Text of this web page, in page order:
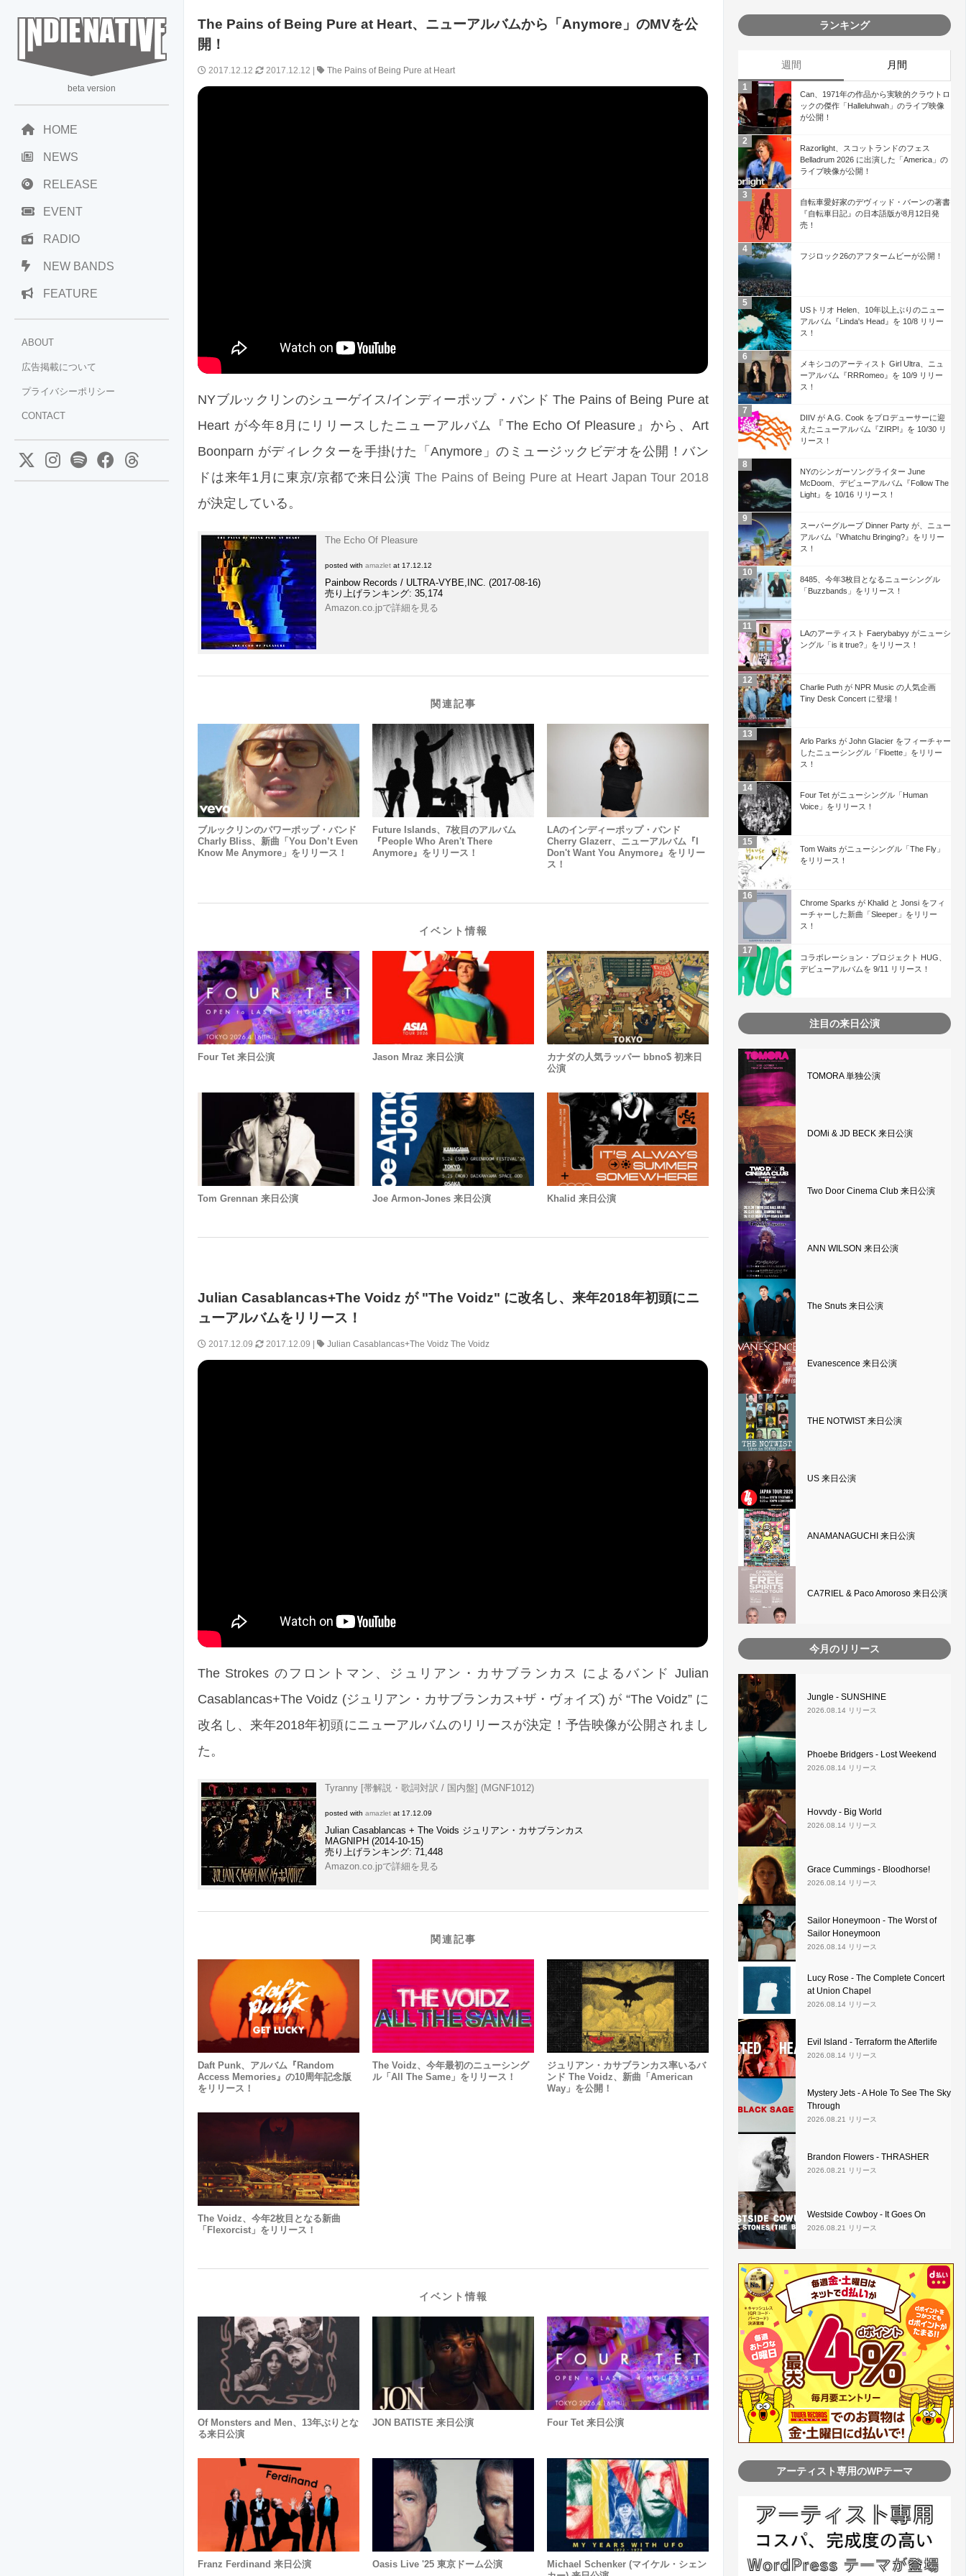
beta version
HOME
NEWS
RELEASE
EVENT
RADIO
NEW BANDS
FEATURE
ABOUT
広告掲載について
プライバシーポリシー
CONTACT
The Pains of Being Pure at Heart、ニューアルバムから「Anymore」のMVを公
開！
2017.12.12 2017.12.12 | The Pains of Being Pure at Heart
NYブルックリンのシューゲイス/インディーポップ・バンド The Pains of Being Pure at
Heart が今年8月にリリースしたニューアルバム『The Echo Of Pleasure』から、Art
Boonparn がディレクターを手掛けた「Anymore」のミュージックビデオを公開！バン
ドは来年1月に東京/京都で来日公演The Pains of Being Pure at Heart Japan Tour 2018
が決定している。
The Echo Of Pleasure
posted withamazlet at 17.12.12
Painbow Records / ULTRA-VYBE,INC. (2017-08-16)
売り上げランキング: 35,174
Amazon.co.jpで詳細を見る
関連記事
ブルックリンのパワーポップ・バンド
Charly Bliss、新曲「You Don’t Even
Know Me Anymore」をリリース！
Future Islands、7枚目のアルバム
『People Who Aren't There
Anymore』をリリース！
LAのインディーポップ・バンド
Cherry Glazerr、ニューアルバム『I
Don't Want You Anymore』をリリー
ス！
イベント情報
Four Tet 来日公演 Jason Mraz 来日公演
カナダの人気ラッパー bbno$ 初来日
公演
Tom Grennan 来日公演 Joe Armon-Jones 来日公演 Khalid 来日公演
Julian Casablancas+The Voidz が "The Voidz" に改名し、来年2018年初頭にニ
ューアルバムをリリース！
2017.12.09 2017.12.09 | Julian Casablancas+The Voidz The Voidz
The Strokes のフロントマン、ジュリアン・カサブランカス によるバンド Julian
Casablancas+The Voidz (ジュリアン・カサブランカス+ザ・ヴォイズ) が “The Voidz” に
改名し、来年2018年初頭にニューアルバムのリリースが決定！予告映像が公開されまし
た。
Tyranny [帯解説・歌詞対訳 / 国内盤] (MGNF1012)
posted withamazlet at 17.12.09
Julian Casablancas + The Voids ジュリアン・カサブランカス
MAGNIPH (2014-10-15)
売り上げランキング: 71,448
Amazon.co.jpで詳細を見る
関連記事
Daft Punk、アルバム『Random
Access Memories』の10周年記念版
をリリース！
The Voidz、今年最初のニューシング
ル「All The Same」をリリース！
ジュリアン・カサブランカス率いるバ
ンド The Voidz、新曲「American
Way」を公開！
The Voidz、今年2枚目となる新曲
「Flexorcist」をリリース！
イベント情報
Of Monsters and Men、13年ぶりとな
る来日公演
JON BATISTE 来日公演 Four Tet 来日公演
Franz Ferdinand 来日公演 Oasis Live '25 東京ドーム公演
Michael Schenker (マイケル・シェン
ランキング
週間 月間
Can、1971年の作品から実験的クラウトロ
ックの傑作「Halleluhwah」のライブ映像
が公開！
Razorlight、スコットランドのフェス
Belladrum 2026 に出演した「America」の
ライブ映像が公開！
自転車愛好家のデヴィッド・バーンの著書
『自転車日記』の日本語版が8月12日発
売！
フジロック26のアフタームビーが公開！
USトリオ Helen、10年以上ぶりのニュー
アルバム『Linda's Head』を 10/8 リリー
ス！
メキシコのアーティスト Girl Ultra、ニュ
ーアルバム『RRRomeo』を 10/9 リリー
ス！
DIIV が A.G. Cook をプロデューサーに迎
えたニューアルバム『ZIRP!』を 10/30 リ
リース！
NYのシンガーソングライター June
McDoom、デビューアルバム『Follow The
Light』を 10/16 リリース！
スーパーグループ Dinner Party が、ニュー
アルバム『Whatchu Bringing?』をリリー
ス！
8485、今年3枚目となるニューシングル
「Buzzbands」をリリース！
LAのアーティスト Faerybabyy がニューシ
ングル「is it true?」をリリース！
Charlie Puth が NPR Music の人気企画
Tiny Desk Concert に登場！
Arlo Parks が John Glacier をフィーチャー
したニューシングル「Floette」をリリー
ス！
Four Tet がニューシングル「Human
Voice」をリリース！
Tom Waits がニューシングル「The Fly」
をリリース！
Chrome Sparks が Khalid と Jonsi をフィ
ーチャーした新曲「Sleeper」をリリー
ス！
コラボレーション・プロジェクト HUG、
デビューアルバムを 9/11 リリース！
注目の来日公演
TOMORA 単独公演
DOMi & JD BECK 来日公演
Two Door Cinema Club 来日公演
ANN WILSON 来日公演
The Snuts 来日公演
Evanescence 来日公演
THE NOTWIST 来日公演
US 来日公演
ANAMANAGUCHI 来日公演
CA7RIEL & Paco Amoroso 来日公演
今月のリリース
Jungle - SUNSHINE
2026.08.14 リリース
Phoebe Bridgers - Lost Weekend
2026.08.14 リリース
Hovvdy - Big World
2026.08.14 リリース
Grace Cummings - Bloodhorse!
2026.08.14 リリース
Sailor Honeymoon - The Worst of
Sailor Honeymoon
2026.08.14 リリース
Lucy Rose - The Complete Concert
at Union Chapel
2026.08.14 リリース
Evil Island - Terraform the Afterlife
2026.08.14 リリース
Mystery Jets - A Hole To See The Sky
Through
2026.08.21 リリース
Brandon Flowers - THRASHER
2026.08.21 リリース
Westside Cowboy - It Goes On
2026.08.21 リリース
アーティスト専用のWPテーマ